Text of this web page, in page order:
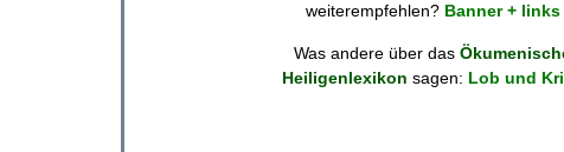
weiterempfehlen? Banner + links
Was andere über das
Heiligenlexikon sagen: Lob und